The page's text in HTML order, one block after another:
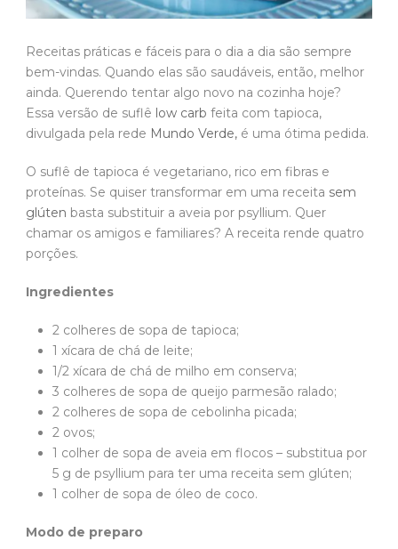
Receitas práticas e fáceis para o dia a dia são sempre
bem-vindas. Quando elas são saudáveis, então, melhor
ainda. Querendo tentar algo novo na cozinha hoje?
Essa versão de suflê low carb feita com tapioca,
divulgada pela rede Mundo Verde, é uma ótima pedida.
O suflê de tapioca é vegetariano, rico em fibras e
proteínas. Se quiser transformar em uma receita sem
glúten basta substituir a aveia por psyllium. Quer
chamar os amigos e familiares? A receita rende quatro
porções.
Ingredientes
2 colheres de sopa de tapioca;
1 xícara de chá de leite;
1/2 xícara de chá de milho em conserva;
3 colheres de sopa de queijo parmesão ralado;
2 colheres de sopa de cebolinha picada;
2 ovos;
1 colher de sopa de aveia em flocos – substitua por
5 g de psyllium para ter uma receita sem glúten;
1 colher de sopa de óleo de coco.
Modo de preparo